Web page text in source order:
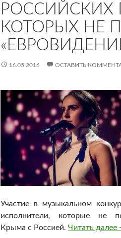
РОССИЙСКИХ
КОТОРЫХ НЕ
16.05.2016 ОСТАВИТЬ
Участие в музыкальном
исполнители, которые не
Крыма с Россией. Читать далее